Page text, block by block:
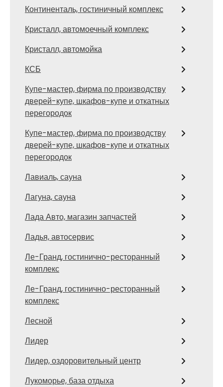
Континенталь, гостиничный комплекс
Кристалл, автомоечный комплекс
Кристалл, автомойка
КСБ
Купе-мастер, фирма по производству
дверей-купе, шкафов-купе и откатных
перегородок
Купе-мастер, фирма по производству
дверей-купе, шкафов-купе и откатных
перегородок
Лавиаль, сауна
Лагуна, сауна
Лада Авто, магазин запчастей
Ладья, автосервис
Ле-Гранд, гостинично-ресторанный
комплекс
Ле-Гранд, гостинично-ресторанный
комплекс
Лесной
Лидер
Лидер, оздоровительный центр
Лукоморье, база отдыха